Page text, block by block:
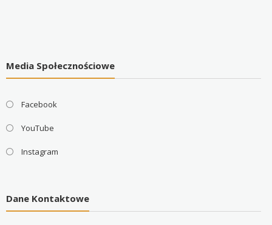
Media Społecznościowe
Facebook
YouTube
Instagram
Dane Kontaktowe